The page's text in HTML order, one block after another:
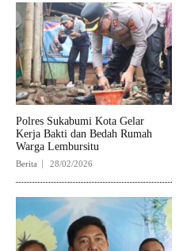
Polres Sukabumi Kota Gelar
Kerja Bakti dan Bedah Rumah
Warga Lembursitu
Berita 28/02/2026